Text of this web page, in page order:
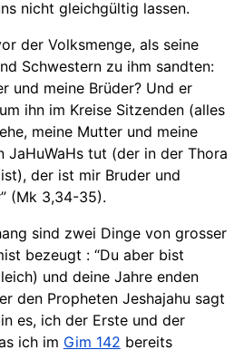
nicht gleichgültig lassen.
der Volksmenge, als seine
Schwestern zu ihm sandten:
und meine Brüder? Und er
ihn im Kreise Sitzenden (alles
meine Mutter und meine
JaHuWaHs tut (der in der Thora
der ist mir Bruder und
(Mk 3,34-35).
sind zwei Dinge von grosser
bezeugt : “Du aber bist
und deine Jahre enden
den Propheten Jeshajahu sagt
es, ich der Erste und der
ich im Gim 142 bereits